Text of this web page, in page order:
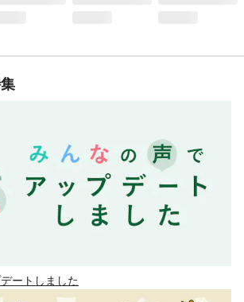
ートしました